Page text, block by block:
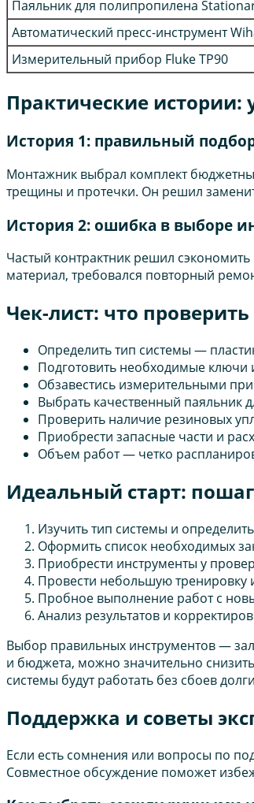
Паяльник для полипропилена
Автоматический пресс-инструмент
Измерительный прибор Fluke TP90
Практические
История 1: правильный
Монтажник выбрал комплект
трещины и протечки. Он решил
История 2: ошибка в выборе
Частый контрактник решил
материал, требовался повторный
Чек-лист: что
Определить тип системы —
Подготовить необходимые ключи
Обзавестись измерительными
Выбрать качественный паяльник
Проверить наличие резиновых
Приобрести запасные части и
Объем работ — четко
Идеальный старт:
Изучить тип системы и
Оформить список необходимых
Приобрести инструменты у
Провести небольшую тренировку
Пробное выполнение работ с
Анализ результатов и
Выбор правильных инструментов —
и бюджета, можно значительно
системы будут работать без сбоев
Поддержка и советы
Если есть сомнения или вопросы по
Совместное обсуждение поможет